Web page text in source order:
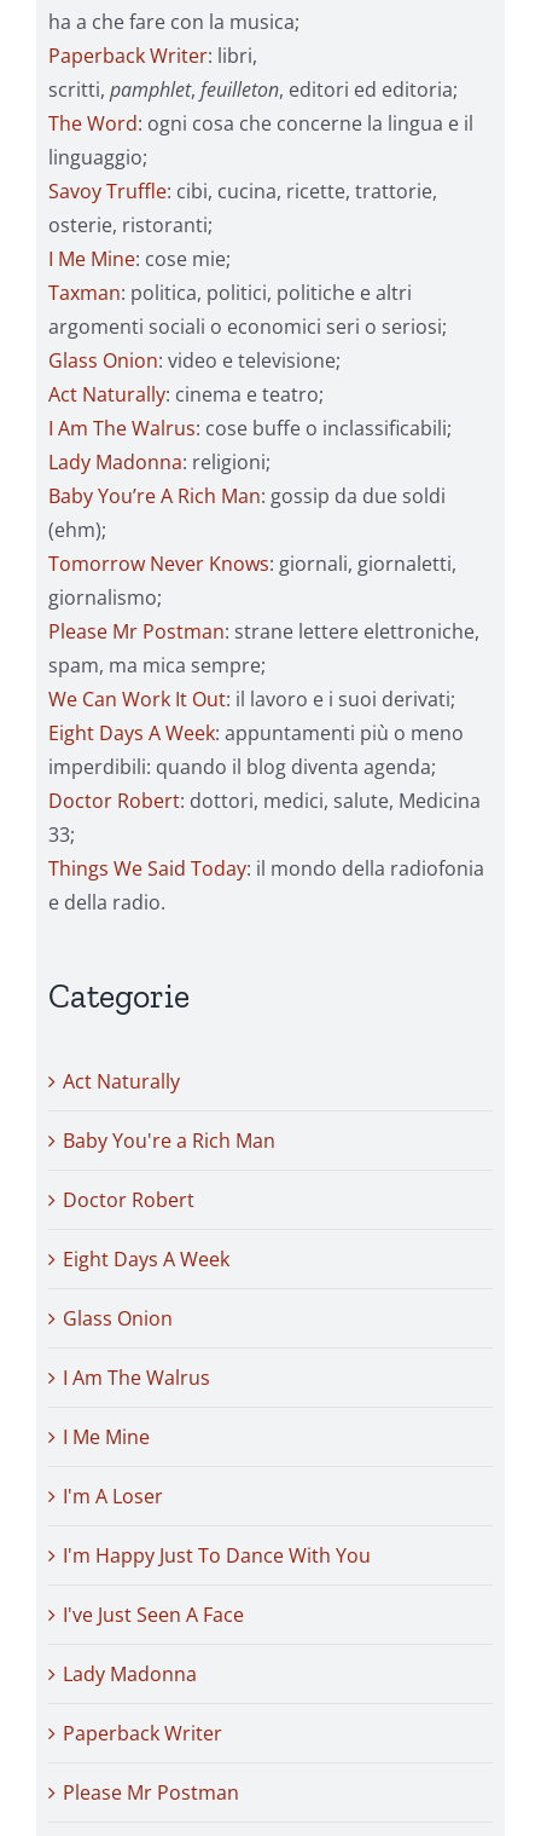
ha a che fare con la musica;
Paperback Writer: libri,
scritti, pamphlet, feuilleton, editori ed editoria;
The Word: ogni cosa che concerne la lingua e il
linguaggio;
Savoy Truffle: cibi, cucina, ricette, trattorie,
osterie, ristoranti;
I Me Mine: cose mie;
Taxman: politica, politici, politiche e altri
argomenti sociali o economici seri o seriosi;
Glass Onion: video e televisione;
Act Naturally: cinema e teatro;
I Am The Walrus: cose buffe o inclassificabili;
Lady Madonna: religioni;
Baby You’re A Rich Man: gossip da due soldi
(ehm);
Tomorrow Never Knows: giornali, giornaletti,
giornalismo;
Please Mr Postman: strane lettere elettroniche,
spam, ma mica sempre;
We Can Work It Out: il lavoro e i suoi derivati;
Eight Days A Week: appuntamenti più o meno
imperdibili: quando il blog diventa agenda;
Doctor Robert: dottori, medici, salute, Medicina
33;
Things We Said Today: il mondo della radiofonia
e della radio.
Categorie
Act Naturally
Baby You're a Rich Man
Doctor Robert
Eight Days A Week
Glass Onion
I Am The Walrus
I Me Mine
I'm A Loser
I'm Happy Just To Dance With You
I've Just Seen A Face
Lady Madonna
Paperback Writer
Please Mr Postman